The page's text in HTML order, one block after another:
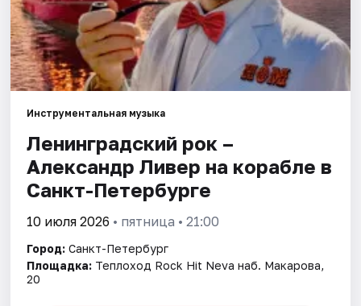
Площадки
Артисты
Инструментальная музыка
Ленинградский рок –
Александр Ливер на корабле в
Санкт-Петербурге
10 июля 2026 • пятница • 21:00
Город: Санкт-Петербург
Площадка: Теплоход Rock Hit Neva наб. Макарова,
20